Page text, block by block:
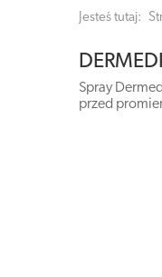
Jesteś tutaj:
Spray
przed